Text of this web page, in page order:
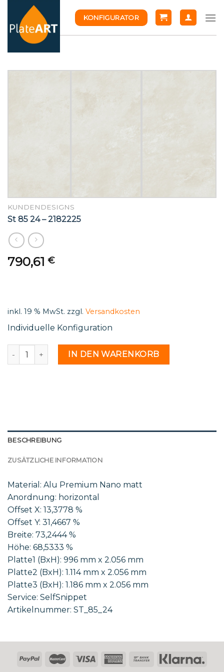
content
KONFIGURATOR
KUNDENDESIGNS
St 85 24 – 2182225
790,61 €
inkl. 19 % MwSt. zzgl. Versandkosten
Individuelle Konfiguration
St 85 24 - 2182225 MengeIN DEN WARENKORB
BESCHREIBUNG
ZUSÄTZLICHE INFORMATION
Material: Alu Premium Nano matt
Anordnung: horizontal
Offset X: 13,3778 %
Offset Y: 31,4667 %
Breite: 73,2444 %
Höhe: 68,5333 %
Platte1 (BxH): 996 mm x 2.056 mm
Platte2 (BxH): 1.114 mm x 2.056 mm
Platte3 (BxH): 1.186 mm x 2.056 mm
Service: SelfSnippet
Artikelnummer: ST_85_24